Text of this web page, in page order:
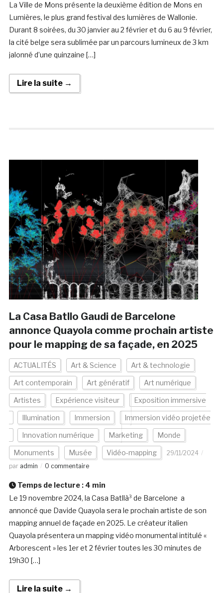
La Ville de Mons présente la deuxième édition de Mons en
Lumières, le plus grand festival des lumières de Wallonie.
Durant 8 soirées, du 30 janvier au 2 février et du 6 au 9 février,
la cité belge sera sublimée par un parcours lumineux de 3 km
jalonné d’une quinzaine […]
Lire la suite →
La Casa Batllo Gaudi de Barcelone
annonce Quayola comme prochain artiste
pour le mapping de sa façade, en 2025
ACTUALITÉS Art & Science Art & technologie
Art contemporain Art génératif Art numérique
Artistes Expérience visiteur Exposition immersive
Illumination Immersion Immersion vidéo projetée
Innovation numérique Marketing Monde
Monuments Musée Vidéo-mapping
29/11/2024
par admin 0 commentaire
Temps de lecture : 4 min
Le 19 novembre 2024, la Casa Batllà³ de Barcelone a
annoncé que Davide Quayola sera le prochain artiste de son
mapping annuel de façade en 2025. Le créateur italien
Quayola présentera un mapping vidéo monumental intitulé «
Arborescent » les 1er et 2 février toutes les 30 minutes de
19h30 […]
Lire la suite →